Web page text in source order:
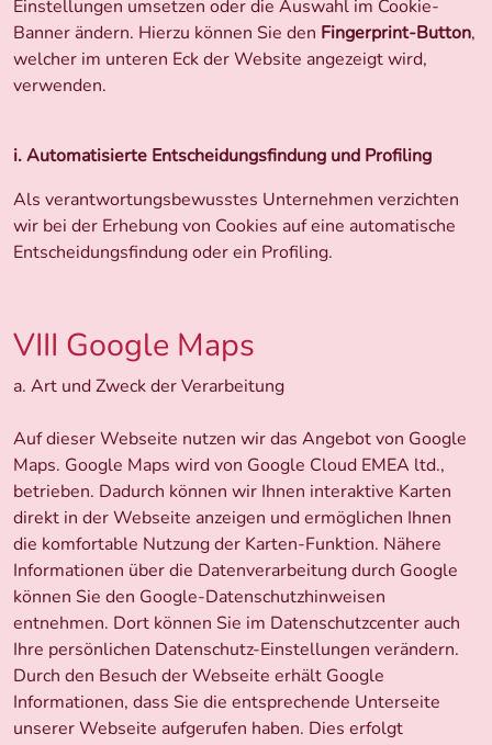
Einstellungen umsetzen oder die Auswahl im Cookie-
Banner ändern. Hierzu können Sie den Fingerprint-Button,
welcher im unteren Eck der Website angezeigt wird,
verwenden.
i. Automatisierte Entscheidungsfindung und Profiling
Als verantwortungsbewusstes Unternehmen verzichten
wir bei der Erhebung von Cookies auf eine automatische
Entscheidungsfindung oder ein Profiling.
VIII Google Maps
a. Art und Zweck der Verarbeitung
Auf dieser Webseite nutzen wir das Angebot von Google
Maps. Google Maps wird von Google Cloud EMEA ltd.,
betrieben. Dadurch können wir Ihnen interaktive Karten
direkt in der Webseite anzeigen und ermöglichen Ihnen
die komfortable Nutzung der Karten-Funktion. Nähere
Informationen über die Datenverarbeitung durch Google
können Sie den Google-Datenschutzhinweisen
entnehmen. Dort können Sie im Datenschutzcenter auch
Ihre persönlichen Datenschutz-Einstellungen verändern.
Durch den Besuch der Webseite erhält Google
Informationen, dass Sie die entsprechende Unterseite
unserer Webseite aufgerufen haben. Dies erfolgt